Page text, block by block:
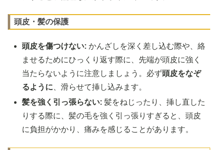
頭皮・髪の保護
頭皮を傷つけない: かんざしを深く差し込む際や、絡
ませるためにひっくり返す際に、先端が頭皮に強く
当たらないように注意しましょう。必ず頭皮をなぞ
るように 、滑らせて挿し込みます。
髪を強く引っ張らない: 髪をねじったり、挿し直した
りする際に、髪の毛を強く引っ張りすぎると、頭皮
に負担がかかり、痛みを感じることがあります。